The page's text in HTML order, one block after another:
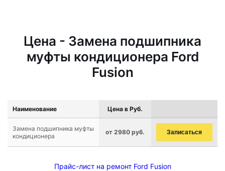
Цена - Замена подшипника
муфты кондиционера Ford
Fusion
Наименование Цена в Руб.
Замена подшипника муфты
кондиционера
от 2980 руб. Записаться
Прайс-лист на ремонт Ford Fusion